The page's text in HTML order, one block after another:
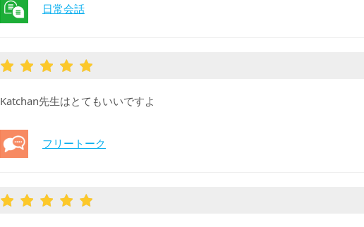
日常会話
Katchan先生はとてもいいですよ
フリートーク